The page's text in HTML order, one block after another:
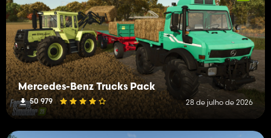
Mercedes-Benz Trucks Pack
50 979 28 de julho de 2026